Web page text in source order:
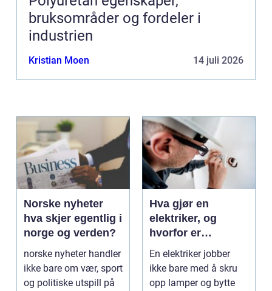
bruksområder og fordeler i
industrien
Kristian Moen 14 juli 2026
Norske nyheter
hva skjer egentlig i
norge og verden?
norske nyheter handler
ikke bare om vær, sport
og politiske utspill på
Hva gjør en
elektriker, og
hvorfor er
fagkunnskap så
viktig?
En elektriker jobber
ikke bare med å skru
opp lamper og bytte